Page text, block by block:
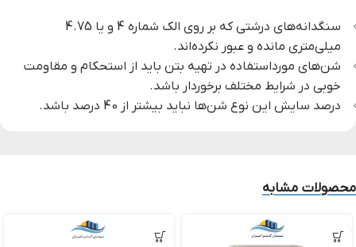
سنگدانه‌های درشتی که بر روی الک شماره 4 و یا 4.75
میلی‌متری مانده و عبور نکرده‌اند.
شن‌های مورداستفاده در تهیه بتن باید از استحکام و مقاومت
خوبی در شرایط مختلف برخوردار باشد.
درصد سایش این نوع شن‌ها نباید بیشتر از 40 درصد باشد.
محصولات مشابه